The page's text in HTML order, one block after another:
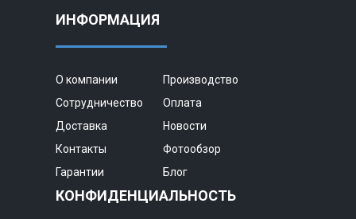
ИНФОРМАЦИЯ
О компании
Производство
Сотрудничество
Оплата
Доставка
Новости
Контакты
Фотообзор
Гарантии
Блог
КОНФИДЕНЦИАЛЬНОСТЬ